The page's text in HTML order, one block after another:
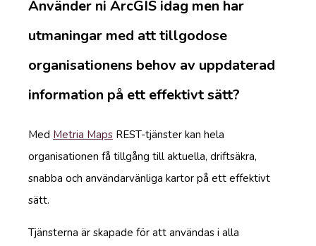
Använder ni ArcGIS idag men har
utmaningar med att tillgodose
organisationens behov av uppdaterad
information på ett effektivt sätt?
Med Metria Maps REST-tjänster kan hela
organisationen få tillgång till aktuella, driftsäkra,
snabba och användarvänliga kartor på ett effektivt
sätt.
Tjänsterna är skapade för att användas i alla